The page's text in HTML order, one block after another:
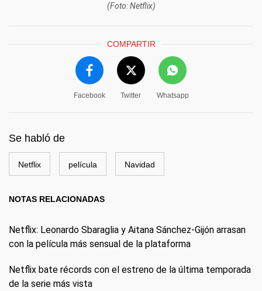
(Foto: Netflix)
COMPARTIR
Facebook Twitter Whatsapp
Se habló de
Netflix película Navidad
NOTAS RELACIONADAS
Netflix: Leonardo Sbaraglia y Aitana Sánchez-Gijón arrasan
con la película más sensual de la plataforma
Netflix bate récords con el estreno de la última temporada
de la serie más vista